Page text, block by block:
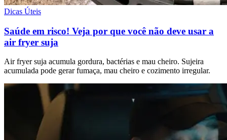
Dicas Úteis
Saúde em risco! Veja por que você não deve usar a
air fryer suja
Air fryer suja acumula gordura, bactérias e mau cheiro. Sujeira
acumulada pode gerar fumaça, mau cheiro e cozimento irregular.